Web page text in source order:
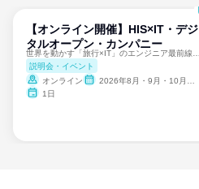
【オンライン開催】HIS×IT・デジ
タルオープン・カンパニー
説明会・イベント
オンライン
2026年8月・9月・10月・11月・12月
1日